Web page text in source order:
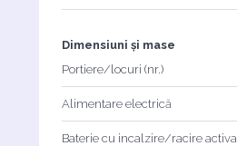
Dimensiuni și mase
Portiere/locuri (nr.)
Alimentare electrică
Baterie cu incalzire/racire activa